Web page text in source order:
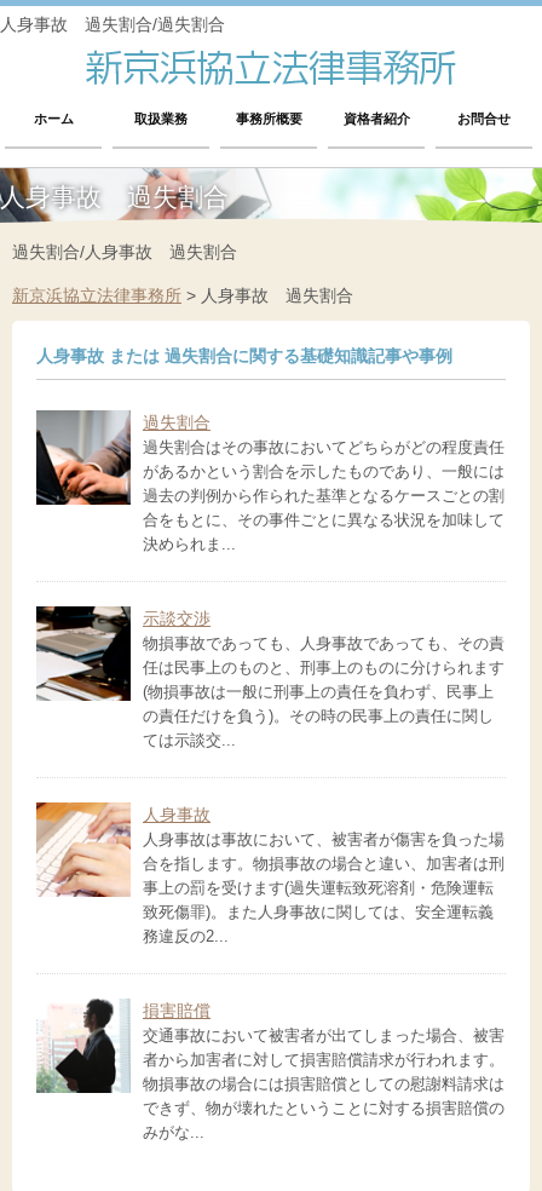
人身事故 過失割合/過失割合
ホーム 取扱業務 事務所概要 資格者紹介 お問合せ
人身事故 過失割合
過失割合/人身事故 過失割合
新京浜協立法律事務所 > 人身事故 過失割合
人身事故 または 過失割合に関する基礎知識記事や事例
過失割合
過失割合はその事故においてどちらがどの程度責任
があるかという割合を示したものであり、一般には
過去の判例から作られた基準となるケースごとの割
合をもとに、その事件ごとに異なる状況を加味して
決められま...
示談交渉
物損事故であっても、人身事故であっても、その責
任は民事上のものと、刑事上のものに分けられます
(物損事故は一般に刑事上の責任を負わず、民事上
の責任だけを負う)。その時の民事上の責任に関し
ては示談交...
人身事故
人身事故は事故において、被害者が傷害を負った場
合を指します。物損事故の場合と違い、加害者は刑
事上の罰を受けます(過失運転致死溶剤・危険運転
致死傷罪)。また人身事故に関しては、安全運転義
務違反の2...
損害賠償
交通事故において被害者が出てしまった場合、被害
者から加害者に対して損害賠償請求が行われます。
物損事故の場合には損害賠償としての慰謝料請求は
できず、物が壊れたということに対する損害賠償の
みがな...